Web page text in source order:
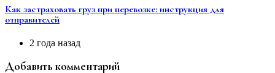
Как застраховать груз при перевозке: инструкция для
отправителей
2 года назад
Добавить комментарий